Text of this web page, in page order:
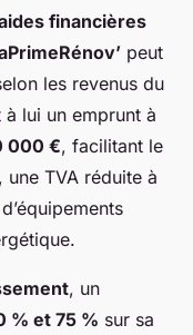
financières
peut
les revenus du
à lui un emprunt à
000 €, facilitant le
TVA réduite à
, un
% et 75 % sur sa